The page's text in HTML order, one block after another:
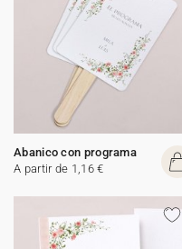
Abanico con programa
A partir de 1,16 €